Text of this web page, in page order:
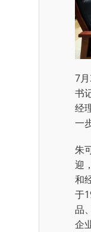
7
书
经
一
朱
迎
和
于
品
企